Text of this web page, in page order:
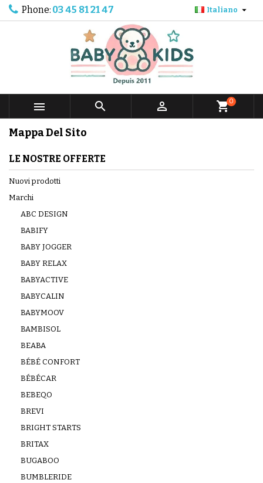
Phone: 03 45 81 21 47 Italiano 
   shopping_cart0
Mappa Del Sito
LE NOSTRE OFFERTE
Nuovi prodotti
Marchi
ABC DESIGN
BABIFY
BABY JOGGER
BABY RELAX
BABYACTIVE
BABYCALIN
BABYMOOV
BAMBISOL
BEABA
BÉBÉ CONFORT
BÉBÉCAR
BEBEQO
BREVI
BRIGHT STARTS
BRITAX
BUGABOO
BUMBLERIDE